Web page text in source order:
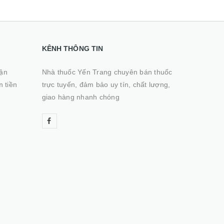
tiền
KÊNH THÔNG TIN
Nhà thuốc Yến Trang chuyên bán thuốc
trực tuyến, đảm bảo uy tín, chất lượng,
giao hàng nhanh chóng